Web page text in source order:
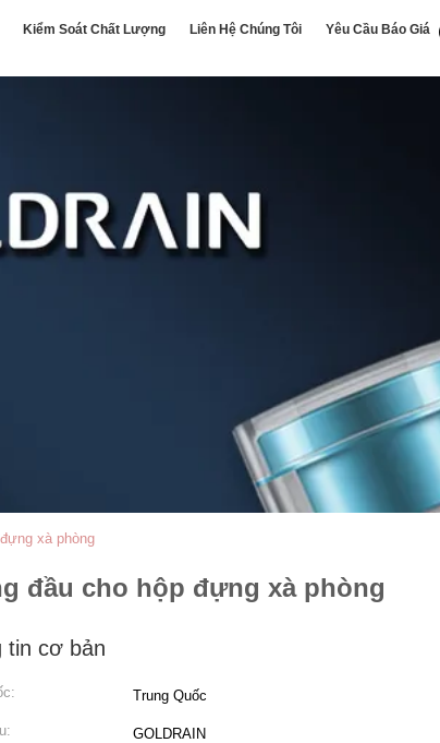
Kiểm Soát Chất Lượng Liên Hệ Chúng Tôi Yêu Cầu Báo Giá
xà phòng
đầu cho hộp đựng xà phòng
tin cơ bản
Trung Quốc
GOLDRAIN